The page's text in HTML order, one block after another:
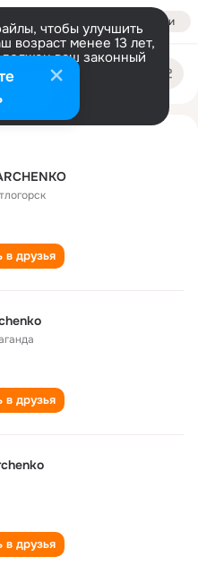
Войти
чтобы улучшить
возраст менее 13 лет,
ваш законный
в друзья
в друзья
в друзья